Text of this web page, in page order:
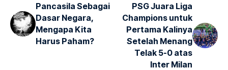
Pancasila Sebagai
Dasar Negara,
Mengapa Kita
Harus Paham?
PSG Juara Liga
Champions untuk
Pertama Kalinya
Setelah Menang
Telak 5-0 atas
Inter Milan